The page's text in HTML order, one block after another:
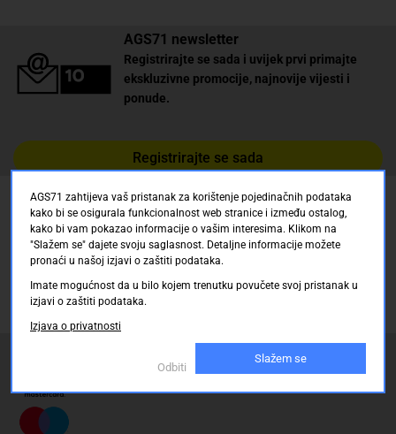
AGS71 newsletter
Registrirajte se sada i uvijek prvi primajte
ekskluzivne promocije, najnovije vijesti i
ponude.
Registrirajte se sada
Pickup mjesto
Plaćanje
Naručivanje i slanje
Povrat i garancija
AGS71 zahtijeva vaš pristanak za korištenje pojedinačnih podataka
kako bi se osigurala funkcionalnost web stranice i između ostalog,
kako bi vam pokazao informacije o vašim interesima. Klikom na
"Slažem se" dajete svoju saglasnost. Detaljne informacije možete
pronaći u našoj izjavi o zaštiti podataka.
Imate mogućnost da u bilo kojem trenutku povučete svoj pristanak u
izjavi o zaštiti podataka.
Izjava o privatnosti
Odbiti
Slažem se